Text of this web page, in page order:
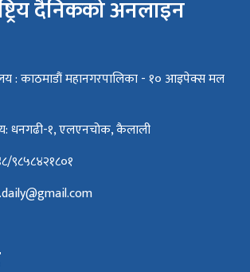
दैनिकको अनलाइन
: काठमाडौं महानगरपालिका - १० आइपेक्स मल
धनगढी-१, एलएनचोक, कैलाली
९८५८४२१८०१